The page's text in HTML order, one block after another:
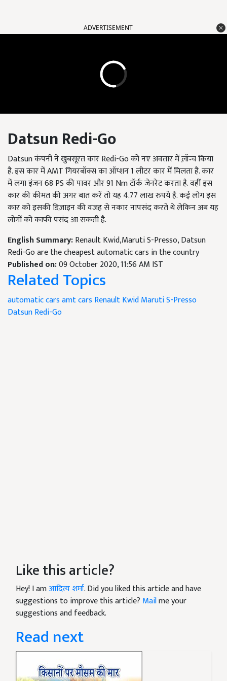
ADVERTISEMENT
Datsun Redi-Go
Datsunकंपनी ने खुबसूरत कारRedi-Goको नए अवतार में ल़ॉन्च किया
है. इस कार मेंAMTगियरबॉक्स का ऑप्शन1लीटर कार में मिलता है. कार
में लगा इंजन68 PSकी पावर और91 Nmटॉर्क जेनरेट करता है. वहीं इस
कार की कीमत की अगर बात करें तो यह4.77लाख रुपये है. कई लोग इस
कार को इसकी डिज़ाइन की वजह से नकार नापसंद करते थे लेकिन अब यह
लोगों को काफी पसंद आ सकती है.
English Summary:Renault Kwid,Maruti S-Presso, Datsun
Redi-Go are the cheapest automatic cars in the country
Published on:09 October 2020, 11:56 AM IST
Related Topics
automatic carsamt cars Renault KwidMaruti S-Presso
Datsun Redi-Go
Like this article?
Hey! I amआदित्य शर्मा. Did you liked this article and have
suggestions to improve this article? Mailme your
suggestions and feedback.
Read next